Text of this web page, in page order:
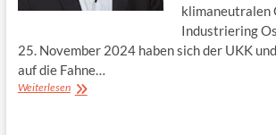
klimaneutralen
Industriering
25. November 2024 haben sich der UKK
auf die Fahne…
WeiterlesenZirkuläres